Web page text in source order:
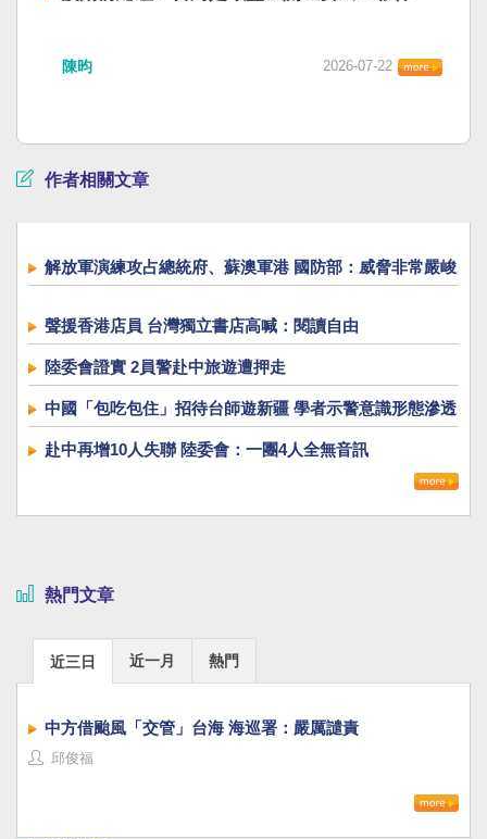
陳昀 2026-07-22
作者相關文章
解放軍演練攻占總統府、蘇澳軍港 國防部：威脅非常嚴峻
聲援香港店員 台灣獨立書店高喊：閱讀自由
陸委會證實 2員警赴中旅遊遭押走
中國「包吃包住」招待台師遊新疆 學者示警意識形態滲透
赴中再增10人失聯 陸委會：一團4人全無音訊
熱門文章
近三日 近一月 熱門
中方借颱風「交管」台海 海巡署：嚴厲譴責
邱俊福